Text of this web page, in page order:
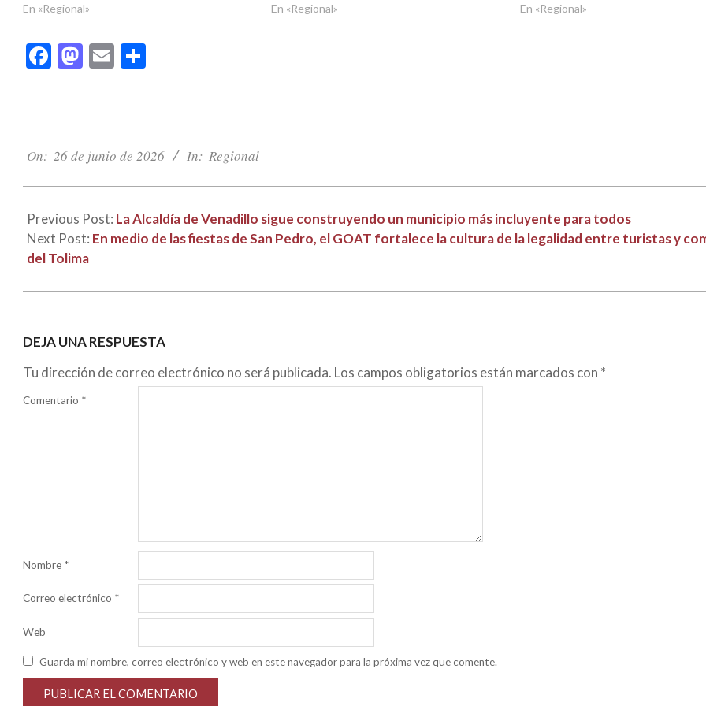
En «Regional»
En «Regional»
En «Regional»
Facebook
Mastodon
Email
06-
On: 26 de junio de 2026 In: Regional
Previous Post: La Alcaldía de Venadillo sigue construyendo un municipio más incluyente para todos
Next Post: En medio de las fiestas de San Pedro, el GOAT fortalece la cultura de la legalidad entre turistas y
del Tolima
DEJA UNA RESPUESTA
Tu dirección de correo electrónico no será publicada. Los campos obligatorios están marcados con *
Comentario *
Nombre *
Correo electrónico *
Web
Guarda mi nombre, correo electrónico y web en este navegador para la próxima vez que comente.